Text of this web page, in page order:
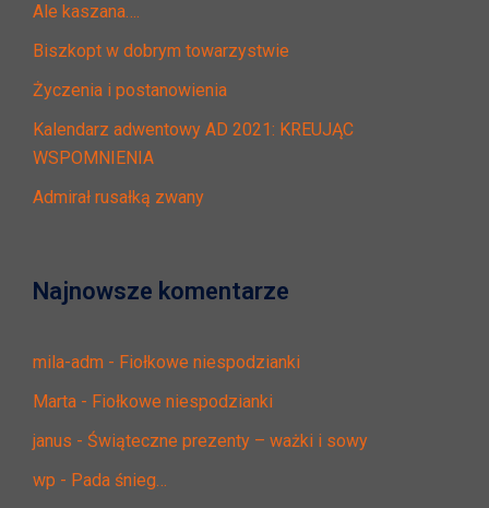
Ale kaszana….
Biszkopt w dobrym towarzystwie
Życzenia i postanowienia
Kalendarz adwentowy AD 2021: KREUJĄC
WSPOMNIENIA
Admirał rusałką zwany
Najnowsze komentarze
mila-adm - Fiołkowe niespodzianki
Marta - Fiołkowe niespodzianki
janus - Świąteczne prezenty – ważki i sowy
wp - Pada śnieg…